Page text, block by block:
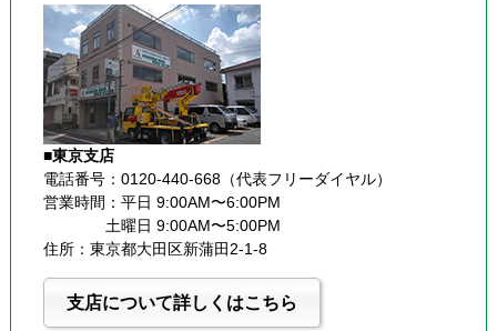
■東京支店
電話番号：0120-440-668（代表フリーダイヤル）
営業時間：平日 9:00AM〜6:00PM
              土曜日 9:00AM〜5:00PM
住所：東京都大田区新蒲田2-1-8
支店について詳しくはこちら